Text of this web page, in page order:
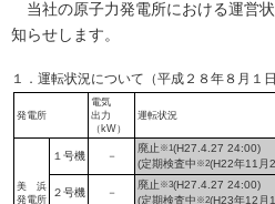
当社の原子力発電所における運営
知らせします。
１．運転状況について（平成２８年８月１日
発電所
電気
出力
（kW）
運転状況
美 浜
発電所
１号機 －
廃止 ※1(H27.4.27 24:00)
(定期検査中 ※2(H22年11月
２号機 －
廃止 ※3(H27.4.27 24:00)
(定期検査中 ※2(H23年12月